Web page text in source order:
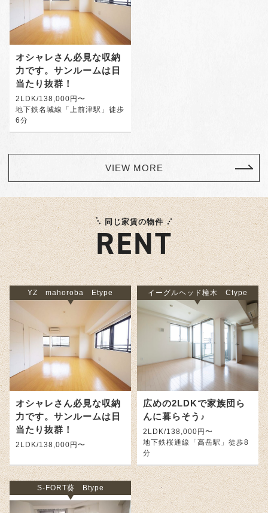
オシャレさん必見な収納
力です。サンルームは日
当たり抜群！
2LDK/138,000円〜
地下鉄名城線「上前津駅」徒歩
6分
VIEW MORE
同じ家賃の物件
RENT
YZ mahoroba Etype
オシャレさん必見な収納
力です。サンルームは日
当たり抜群！
2LDK/138,000円〜
イーグルヘッド橦木 Ctype
広めの2LDKで家族団ら
んに暮らそう♪
2LDK/138,000円〜
地下鉄桜通線「高岳駅」徒歩8
分
S-FORT葵 Btype